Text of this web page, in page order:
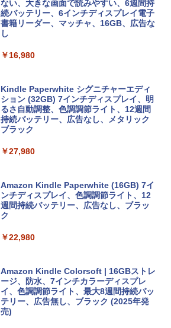
プ搭載13インチノートブック：AIとAppl
e Intelligenceのために設計、Liquid Ret
inaディスプレイ、8GBユニファイドメモ
リ、256GB SSDストレージ、1080p Fac
tomtoc 360°保護 15.6 16インチ パソコ
ンケース Dell NEC Lavie ASUS HP dyna
book Lenovo対応
13インチノートブック：AIとApple Intell
igence、13.6インチLiquid Retinaディ
スプレイ、16GBユニファイドメモリ、1
TB SSDストレージ、12MPセンターフレ
D - ミッドナイト
【Amazon.co.jp限定】 HP ノートパソコ
ン 15-fd 15.6インチ 16GBメモリ 512GB
SSD インテル Core 5
定バーチャルアイテムを含む】 【オンラ
インゲームコード】 ロブロックス | オン
ラインコード版
定バーチャルアイテムを含む】 【オンラ
インゲームコード】 ロブロックス |オン
ラインコード版
￥1,600
インゲームコード】 ロブロックス | オン
ラインコード版
￥3,200
ows11、10/mac対応|PC2台
￥39,582
￥1,766
￥1,292
非エンジニア 初心者 素人 でも安心 使い
めのAIコーディング入門シリーズ
￥99
AIイラスト表現辞典: 思い通りの絵を引き
￥480
FM TOWNS ハイパー・カタログ: 本体ハ
ない、大きな画面で読みやすい、6週間持
続バッテリー、6インチディスプレイ電子
書籍リーダー、マッチャ、16GB、広告な
し
￥16,980
Kindle Paperwhite シグニチャーエディ
ション (32GB) 7インチディスプレイ、明
るさ自動調整、色調調節ライト、12週間
持続バッテリー、広告なし、メタリック
ブラック
￥27,980
Amazon Kindle Paperwhite (16GB) 7イ
ンチディスプレイ、色調調節ライト、12
週間持続バッテリー、広告なし、ブラッ
ク
￥22,980
Amazon Kindle Colorsoft | 16GBストレ
ージ、防水、7インチカラーディスプレ
イ、色調調節ライト、最大8週間持続バッ
テリー、広告無し、ブラック (2025年発
売)